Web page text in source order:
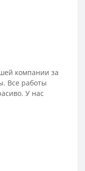
компании за
Все работы
У нас